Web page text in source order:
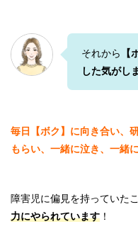
それから
した気がし
毎日【ボク】に向き合い、
もらい、一緒に泣き、一緒
障害児に偏見を持っていた
力にやられています ！